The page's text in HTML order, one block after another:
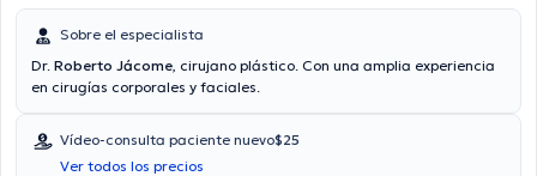
Sobre el especialista
Dr. Roberto Jácome, cirujano plástico. Con una amplia experiencia
en cirugías corporales y faciales.
Vídeo-consulta paciente nuevo$25
Ver todos los precios